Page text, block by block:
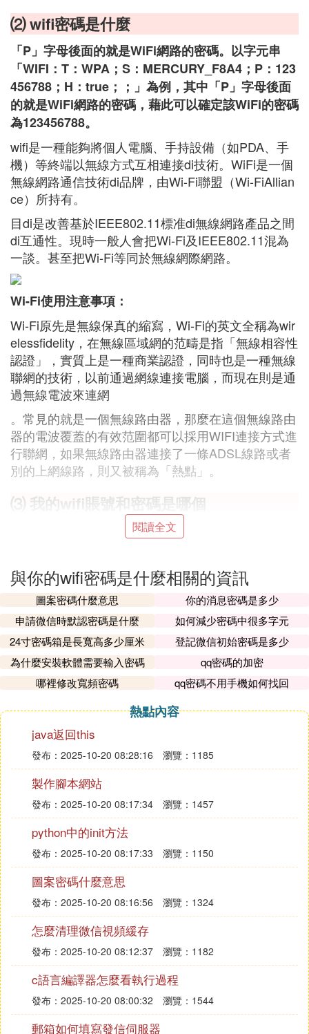
⑵ wifi密碼是什麼
「P」字母後面的就是WiFi網路的密碼。以字元串
「WIFI：T：WPA；S：MERCURY_F8A4；P：123
456788；H：true；；」為例，其中「P」字母後面
的就是WiFi網路的密碼，藉此可以確定該WiFi的密碼
為123456788。
wifi是一種能夠將個人電腦、手持設備（如PDA、手
機）等終端以無線方式互相連接di技術。WiFi是一個
無線網路通信技術di品牌，由Wi-Fi聯盟（Wi-FiAllian
ce）所持有。
目di是改善基於IEEE802.11標准di無線網路產品之間
di互通性。現時一般人會把Wi-Fi及IEEE802.11混為
一談。甚至把Wi-Fi等同於無線網際網路。
Wi-Fi使用注意事項：
Wi-Fi原先是無線保真的縮寫，Wi-Fi的英文全稱為wir
elessfidelity，在無線區域網的范疇是指「無線相容性
認證」，實質上是一種商業認證，同時也是一種無線
聯網的技術，以前通過網線連接電腦，而現在則是通
過無線電波來連網
。常見的就是一個無線路由器，那麼在這個無線路由
器的電波覆蓋的有效范圍都可以採用WIFI連接方式進
行聯網，如果無線路由器連接了一條ADSL線路或者
別的上網線路，則又被稱為「熱點」。
⑶ 我的wifi賬號和密碼是哪個
1、打開Web瀏覽器，在地址欄中鍵入http://192.168.
0.1，然後按Enter鍵。
2、在隨後打開的登陸窗口裡，輸入用戶名「admi
n」;密碼同樣也是「admin」;然後直接單擊「確
定」。
3、在進入路由器設置界面後，在左邊選擇「設置向
導」，再點擊「下一步」。
4、選擇「PPPOE(ADSL虛擬撥號)」，點擊進入下
5、在頁面彈出的「上網賬號」中輸入所辦理的電信
寬頻賬號，在「上網口令」和「確認口令」中輸入寬
頻上網密碼，再點擊進入下一步。
6、點擊「完成」，並返回首頁，檢查設置是否正
確。可以看到路由器已經成功撥號並獲取到上網IP地
址，此時可以嘗試上網。如果還是不行，建議您檢查
一下自己的線路和電腦是否正常。
老友換新機，網齡抵現金，百兆寬頻免費體驗，超清
電視iTV帶回家，517電信日活動可以直接通過電信網
上營業廳查詢。
⑷ 鏃犵嚎緗戠粶瀵嗙爜鏄浠涔堬紵
瀵嗙爜鏄123456錛學iFi綆＄悊鍛樺瘑鐮佸氨鏄鐧婚
檰璺鐢卞櫒璁劇疆鐣岄潰鐨勫瘑鐮併傚備笅鍙傝冿細
璇ヨ礬鐢卞櫒鍑哄巶娌℃湁鐢ㄦ埛鍚嶅拰瀵嗙爜錛岃
ュ瘑鐮佹槸鎮ㄥ垰璐涔版垨鍒濇¤劇疆璺鐢卞櫒鏃訛
紝鑷宸變翰鑷璁劇疆鐨勪竴涓6-15浣嶇殑綆＄悊璺鐢
閱讀全文
與你的wifi密碼是什麼相關的資訊
圖案密碼什麼意思
你的消息密碼是多少
申請微信時默認密碼是什麼
如何減少密碼中很多字元
24寸密碼箱是長寬高多少厘米
登記微信初始密碼是多少
為什麼安裝軟體需要輸入密碼
qq密碼的加密
哪裡修改寬頻密碼
qq密碼不用手機如何找回
熱點內容
java返回this
發布：2025-10-20 08:28:16 瀏覽：1185
製作腳本網站
發布：2025-10-20 08:17:34 瀏覽：1457
python中的init方法
發布：2025-10-20 08:17:33 瀏覽：1150
圖案密碼什麼意思
發布：2025-10-20 08:16:56 瀏覽：1324
怎麼清理微信視頻緩存
發布：2025-10-20 08:12:37 瀏覽：1182
c語言編譯器怎麼看執行過程
發布：2025-10-20 08:00:32 瀏覽：1544
郵箱如何填寫發信伺服器